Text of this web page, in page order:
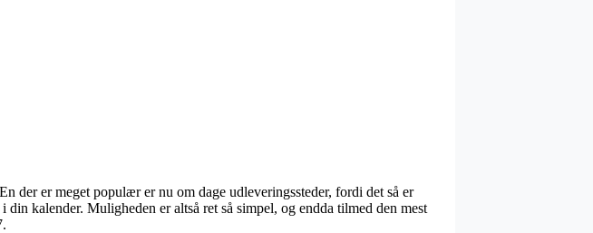
der er meget populær er nu om dage udleveringssteder, fordi det så er
kalender. Muligheden er altså ret så simpel, og endda tilmed den mest